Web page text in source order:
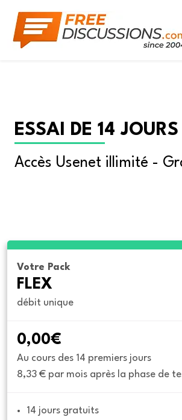
ESSAI DE 14 JOURS
Accès Usenet illimité -
Votre Pack
FLEX
débit unique
0,00€
Au cours des 14 premiers jours
8,33 € par mois après la phase de
14 jours gratuits